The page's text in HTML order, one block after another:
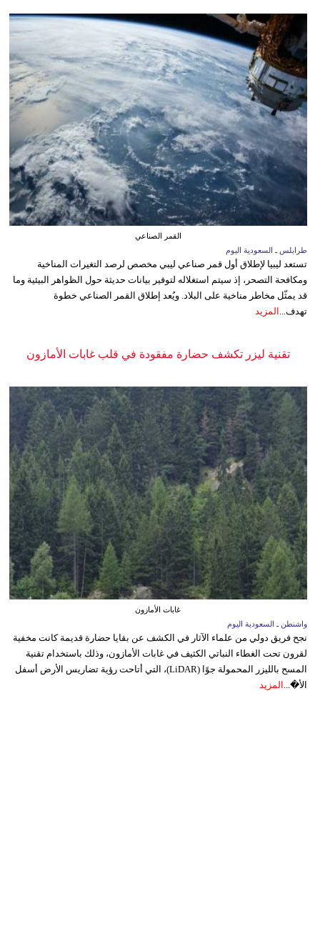
القمر الصناعي
طرابلس ـ السعودية اليوم
تستعد ليبيا لإطلاق أول قمر صناعي ليبي مخصص لرصد التغيرات المناخية
ومكافحة التصحر، إذ سيتم استغلاله لتوفير بيانات حديثة حول الظواهر البيئية وما
قد يمثّل مخاطر مناخية على البلاد. ويُعد إطلاق القمر الصناعي خطوة
تهدف... المزيد
تقنية ليزر تكشف حضارة مفقودة في قلب غابات الأمازون
غابات الأمازون
واشنطن ـ السعودية اليوم
نجح فريق دولي من علماء الآثار في الكشف عن بقايا حضارة قديمة كانت مخفية
لقرون تحت الغطاء النباتي الكثيف في غابات الأمازون، وذلك باستخدام تقنية
المسح بالليزر المحمولة جوًا (LiDAR)، التي أتاحت رؤية تضاريس الأرض أسفل
الأ�... المزيد